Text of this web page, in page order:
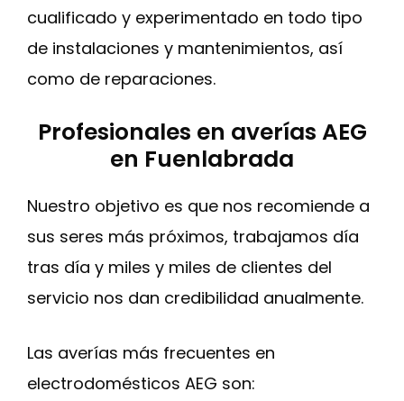
cualificado y experimentado en todo tipo
de instalaciones y mantenimientos, así
como de reparaciones.
Profesionales en averías AEG
en Fuenlabrada
Nuestro objetivo es que nos recomiende a
sus seres más próximos, trabajamos día
tras día y miles y miles de clientes del
servicio nos dan credibilidad anualmente.
Las averías más frecuentes en
electrodomésticos AEG son: